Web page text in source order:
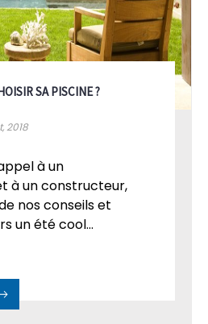
SA PISCINE ?
2018
à un
à un constructeur,
nos conseils et
un été cool...